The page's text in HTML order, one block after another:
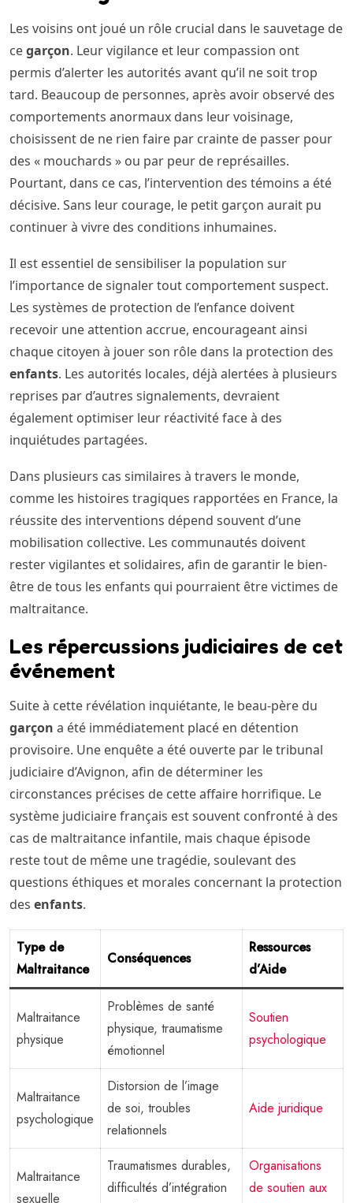
Les voisins ont joué un rôle crucial dans le sauvetage de
cegarçon. Leur vigilance et leur compassion ont
permis d’alerter les autorités avant qu’il ne soit trop
tard. Beaucoup de personnes, après avoir observé des
comportements anormaux dans leur voisinage,
choisissent de ne rien faire par crainte de passer pour
des « mouchards » ou par peur de représailles.
Pourtant, dans ce cas, l’intervention des témoins a été
décisive. Sans leur courage, le petit garçon aurait pu
continuer à vivre des conditions inhumaines.
Il est essentiel de sensibiliser la population sur
l’importance de signaler tout comportement suspect.
Les systèmes de protection de l’enfance doivent
recevoir une attention accrue, encourageant ainsi
chaque citoyen à jouer son rôle dans la protection des
enfants. Les autorités locales, déjà alertées à plusieurs
reprises par d’autres signalements, devraient
également optimiser leur réactivité face à des
inquiétudes partagées.
Dans plusieurs cas similaires à travers le monde,
comme les histoires tragiques rapportées en France, la
réussite des interventions dépend souvent d’une
mobilisation collective. Les communautés doivent
rester vigilantes et solidaires, afin de garantir le bien-
être de tous les enfants qui pourraient être victimes de
maltraitance.
Les répercussions judiciaires de cet
événement
Suite à cette révélation inquiétante, le beau-père du
garçon a été immédiatement placé en détention
provisoire. Une enquête a été ouverte par le tribunal
judiciaire d’Avignon, afin de déterminer les
circonstances précises de cette affaire horrifique. Le
système judiciaire français est souvent confronté à des
cas de maltraitance infantile, mais chaque épisode
reste tout de même une tragédie, soulevant des
questions éthiques et morales concernant la protection
des enfants.
Type de
Maltraitance
Conséquences
Ressources
d’Aide
Maltraitance
physique
Problèmes de santé
physique, traumatisme
émotionnel
Soutien
psychologique
Maltraitance
psychologique
Distorsion de l’image
de soi, troubles
relationnels
Aide juridique
Maltraitance
sexuelle
Traumatismes durables,
difficultés d’intégration
Organisations
de soutien aux